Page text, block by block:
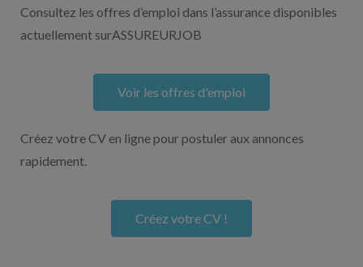
Consultez les offres d’emploi dans l’assurance disponibles
actuellement surASSUREURJOB
Voir les offres d'emploi
Créez votre CV en ligne pour postuler aux annonces
rapidement.
Créez votre CV !